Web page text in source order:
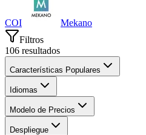
COI
Mekano
Filtros
106 resultados
Características Populares
Idiomas
Modelo de Precios
Despliegue